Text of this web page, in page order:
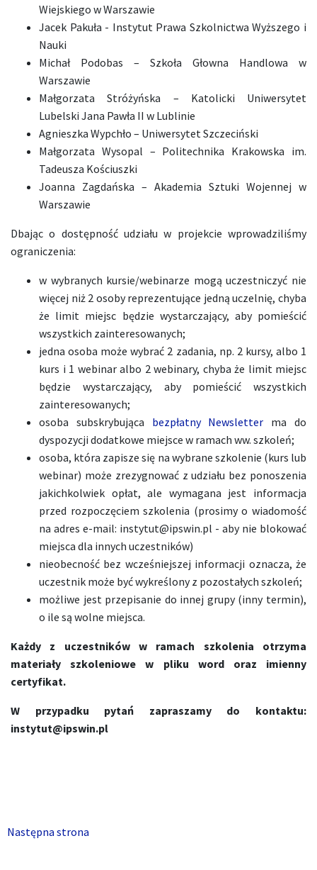
Wiejskiego w Warszawie
Jacek Pakuła - Instytut Prawa Szkolnictwa Wyższego i
Nauki
Michał Podobas – Szkoła Głowna Handlowa w
Warszawie
Małgorzata Stróżyńska – Katolicki Uniwersytet
Lubelski Jana Pawła II w Lublinie
Agnieszka Wypchło – Uniwersytet Szczeciński
Małgorzata Wysopal – Politechnika Krakowska im.
Tadeusza Kościuszki
Joanna Zagdańska – Akademia Sztuki Wojennej w
Warszawie
Dbając o dostępność udziału w projekcie wprowadziliśmy
ograniczenia:
w wybranych kursie/webinarze mogą uczestniczyć nie
więcej niż 2 osoby reprezentujące jedną uczelnię, chyba
że limit miejsc będzie wystarczający, aby pomieścić
wszystkich zainteresowanych;
jedna osoba może wybrać 2 zadania, np. 2 kursy, albo 1
kurs i 1 webinar albo 2 webinary, chyba że limit miejsc
będzie wystarczający, aby pomieścić wszystkich
zainteresowanych;
osoba subskrybująca bezpłatny Newsletter ma do
dyspozycji dodatkowe miejsce w ramach ww. szkoleń;
osoba, która zapisze się na wybrane szkolenie (kurs lub
webinar) może zrezygnować z udziału bez ponoszenia
jakichkolwiek opłat, ale wymagana jest informacja
przed rozpoczęciem szkolenia (prosimy o wiadomość
na adres e-mail: instytut@ipswin.pl - aby nie blokować
miejsca dla innych uczestników)
nieobecność bez wcześniejszej informacji oznacza, że
uczestnik może być wykreślony z pozostałych szkoleń;
możliwe jest przepisanie do innej grupy (inny termin),
o ile są wolne miejsca.
Każdy z uczestników w ramach szkolenia otrzyma
materiały szkoleniowe w pliku word oraz imienny
certyfikat.
W przypadku pytań zapraszamy do kontaktu:
instytut@ipswin.pl
Następna strona